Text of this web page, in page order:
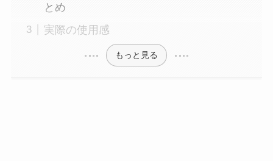
とめ
実際の使用感
もっと見る